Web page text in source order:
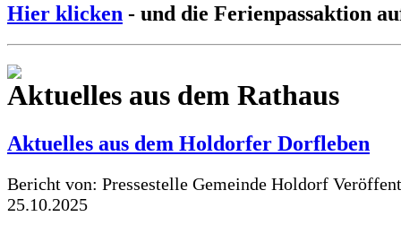
Hier klicken - und die Ferienpassaktion
Aktuelles aus dem Rathaus
Aktuelles aus dem Holdorfer Dorfleben
Bericht von: Pressestelle Gemeinde Holdorf
25.10.2025